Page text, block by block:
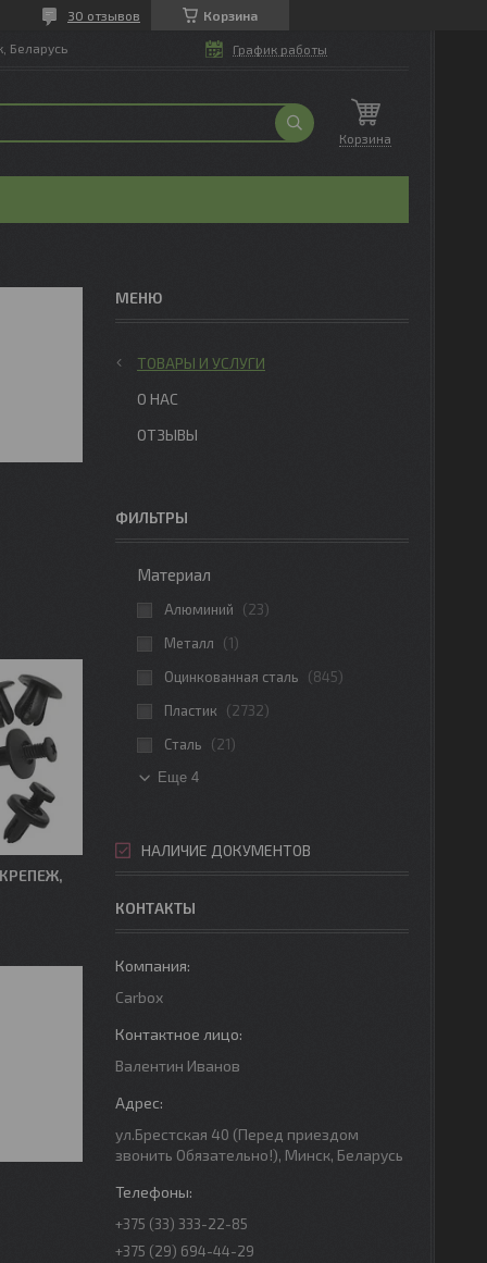
Корзина
30 отзывов
Беларусь График работы
Корзина
ТОВАРЫ И УСЛУГИ
О НАС
ОТЗЫВЫ
ФИЛЬТРЫ
Материал
Алюминий
23
Металл
1
Оцинкованная сталь
845
Пластик
2732
Сталь
21
Еще 4
НАЛИЧИЕ ДОКУМЕНТОВ
КОНТАКТЫ
Carbox
Валентин Иванов
ул.Брестская 40 (Перед приездом
звонить Обязательно!), Минск, Беларусь
+375 (33) 333-22-85
+375 (29) 694-44-29